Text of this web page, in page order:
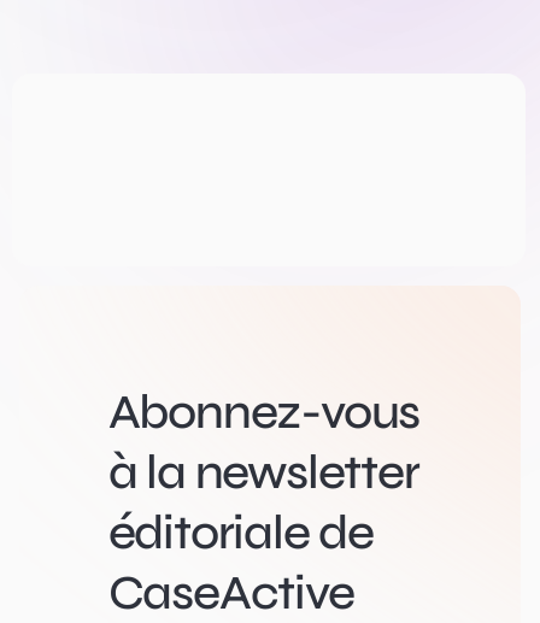
Abonnez-vous
à la newsletter
éditoriale de
CaseActive